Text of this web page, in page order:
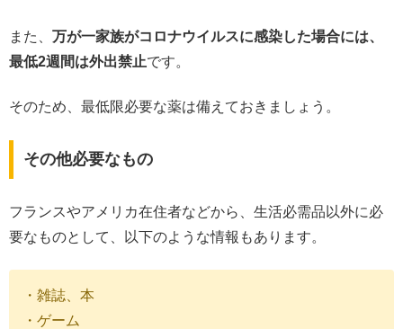
また、 万が一家族がコロナウイルスに感染した場合には、
最低2週間は外出禁止です。
そのため、最低限必要な薬は備えておきましょう。
その他必要なもの
フランスやアメリカ在住者などから、生活必需品以外に必
要なものとして、以下のような情報もあります。
・雑誌、本
・ゲーム